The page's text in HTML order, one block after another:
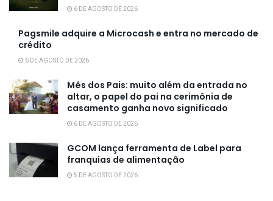
6 DE AGOSTO DE 2026
Pagsmile adquire a Microcash e entra no mercado de
crédito
6 DE AGOSTO DE 2026
Mês dos Pais: muito além da entrada no
altar, o papel do pai na cerimônia de
casamento ganha novo significado
6 DE AGOSTO DE 2026
GCOM lança ferramenta de Label para
franquias de alimentação
5 DE AGOSTO DE 2026